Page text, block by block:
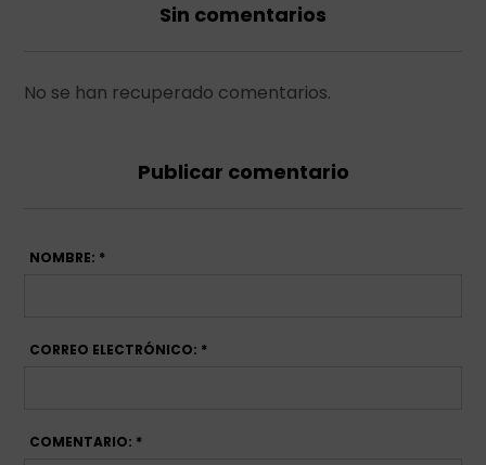
Sin comentarios
No se han recuperado comentarios.
Publicar comentario
NOMBRE: *
CORREO ELECTRÓNICO: *
COMENTARIO: *